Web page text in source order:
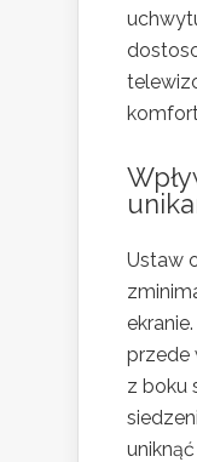
Ustaw
przede
z boku